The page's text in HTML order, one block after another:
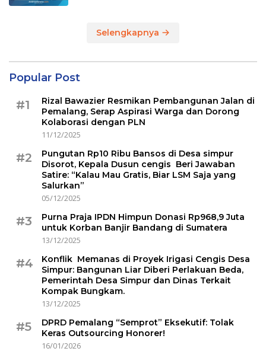
Selengkapnya
Popular Post
#1
Rizal Bawazier Resmikan Pembangunan Jalan di
Pemalang, Serap Aspirasi Warga dan Dorong
Kolaborasi dengan PLN
11/12/2025
#2
Pungutan Rp10 Ribu Bansos di Desa simpur
Disorot, Kepala Dusun cengis Beri Jawaban
Satire: “Kalau Mau Gratis, Biar LSM Saja yang
Salurkan”
05/12/2025
#3
Purna Praja IPDN Himpun Donasi Rp968,9 Juta
untuk Korban Banjir Bandang di Sumatera
13/12/2025
#4
Konflik Memanas di Proyek Irigasi Cengis Desa
Simpur: Bangunan Liar Diberi Perlakuan Beda,
Pemerintah Desa Simpur dan Dinas Terkait
Kompak Bungkam.
13/12/2025
#5
DPRD Pemalang “Semprot” Eksekutif: Tolak
Keras Outsourcing Honorer!
16/01/2026